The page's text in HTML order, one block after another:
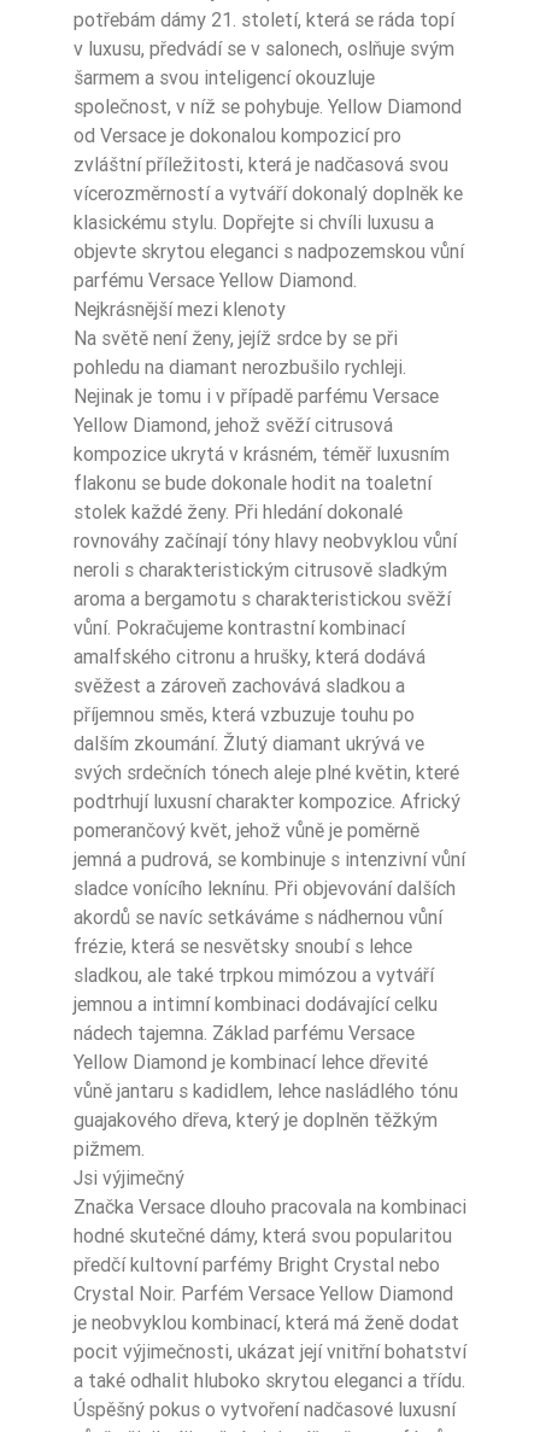
potřebám dámy 21. století, která se ráda topí
v luxusu, předvádí se v salonech, oslňuje svým
šarmem a svou inteligencí okouzluje
společnost, v níž se pohybuje. Yellow Diamond
od Versace je dokonalou kompozicí pro
zvláštní příležitosti, která je nadčasová svou
vícerozměrností a vytváří dokonalý doplněk ke
klasickému stylu. Dopřejte si chvíli luxusu a
objevte skrytou eleganci s nadpozemskou vůní
parfému Versace Yellow Diamond.
Nejkrásnější mezi klenoty
Na světě není ženy, jejíž srdce by se při
pohledu na diamant nerozbušilo rychleji.
Nejinak je tomu i v případě parfému Versace
Yellow Diamond, jehož svěží citrusová
kompozice ukrytá v krásném, téměř luxusním
flakonu se bude dokonale hodit na toaletní
stolek každé ženy. Při hledání dokonalé
rovnováhy začínají tóny hlavy neobvyklou vůní
neroli s charakteristickým citrusově sladkým
aroma a bergamotu s charakteristickou svěží
vůní. Pokračujeme kontrastní kombinací
amalfského citronu a hrušky, která dodává
svěžest a zároveň zachovává sladkou a
příjemnou směs, která vzbuzuje touhu po
dalším zkoumání. Žlutý diamant ukrývá ve
svých srdečních tónech aleje plné květin, které
podtrhují luxusní charakter kompozice. Africký
pomerančový květ, jehož vůně je poměrně
jemná a pudrová, se kombinuje s intenzivní vůní
sladce vonícího leknínu. Při objevování dalších
akordů se navíc setkáváme s nádhernou vůní
frézie, která se nesvětsky snoubí s lehce
sladkou, ale také trpkou mimózou a vytváří
jemnou a intimní kombinaci dodávající celku
nádech tajemna. Základ parfému Versace
Yellow Diamond je kombinací lehce dřevité
vůně jantaru s kadidlem, lehce nasládlého tónu
guajakového dřeva, který je doplněn těžkým
pižmem.
Jsi výjimečný
Značka Versace dlouho pracovala na kombinaci
hodné skutečné dámy, která svou popularitou
předčí kultovní parfémy Bright Crystal nebo
Crystal Noir. Parfém Versace Yellow Diamond
je neobvyklou kombinací, která má ženě dodat
pocit výjimečnosti, ukázat její vnitřní bohatství
a také odhalit hluboko skrytou eleganci a třídu.
Úspěšný pokus o vytvoření nadčasové luxusní